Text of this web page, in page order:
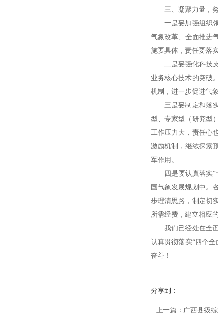
三、凝聚力量，努
一是要加强组织领
气象改革、全面推进
施要具体，责任要落
二是要强化科技支
业务核心技术的突破
机制，进一步促进气
三是要制定和落实
型、专家型（研究型
工作压力大，责任心
激励机制，继续探索
军作用。
四是要认真落实“十
国气象发展规划中。
步理清思路，制定切
所需经费，建立相应
我们已经处在全面
认真贯彻落实“四个
奋斗！
分享到：
上一篇： 广西县级